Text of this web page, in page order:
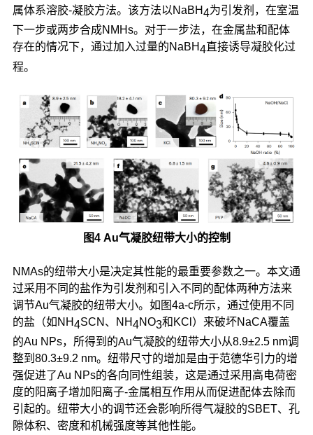
属体系溶胶-凝胶方法。该方法以NaBH4为引发剂，在室温
下一步或两步合成NMHs。对于一步法，在金属盐和配体
存在的情况下，通过加入过量的NaBH4直接诱导凝胶化过
程。
图4 Au气凝胶纽带大小的控制
NMAs的纽带大小是决定其性能的最重要参数之一。本文通
过采用不同的盐作为引发剂和引入不同的配体两种方法来
调节Au气凝胶的纽带大小。如图4a-c所示，通过使用不同
的盐（如NH4SCN、NH4NO3和KCl）来破坏NaCA覆盖
的Au NPs，所得到的Au气凝胶的纽带大小从8.9±2.5 nm调
整到80.3±9.2 nm。纽带尺寸的增加是由于范德华引力的增
强促进了Au NPs的各向同性组装，这是通过采用高电荷密
度的阳离子增加阳离子-金属相互作用从而促进配体去除而
引起的。纽带大小的调节还会影响所得气凝胶的SBET、孔
隙体积、密度和机械强度等其他性能。